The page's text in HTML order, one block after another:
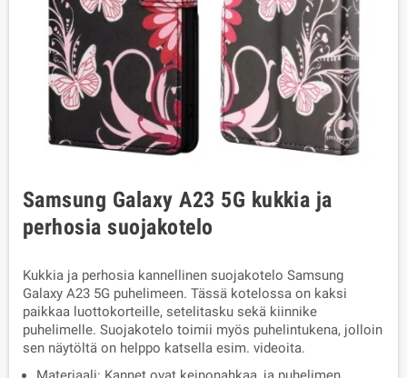
Samsung Galaxy A23 5G kukkia ja
perhosia suojakotelo
Kukkia ja perhosia kannellinen suojakotelo Samsung
Galaxy A23 5G puhelimeen. Tässä kotelossa on kaksi
paikkaa luottokorteille, setelitasku sekä kiinnike
puhelimelle. Suojakotelo toimii myös puhelintukena, jolloin
sen näytöltä on helppo katsella esim. videoita.